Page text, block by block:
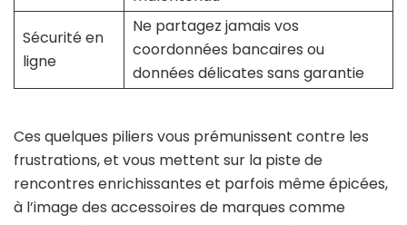
Sécurité en
ligne
Ne partagez jamais vos
coordonnées bancaires ou
données délicates sans garantie
Ces quelques piliers vous prémunissent contre les
frustrations, et vous mettent sur la piste de
rencontres enrichissantes et parfois même épicées,
à l’image des accessoires de marques comme